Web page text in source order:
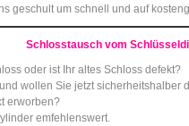
geschult um schnell und auf
Schlosstausch vom
oder ist Ihr altes Schloss defekt?
wollen Sie jetzt sicherheitshalber
erworben?
emfehlenswert.